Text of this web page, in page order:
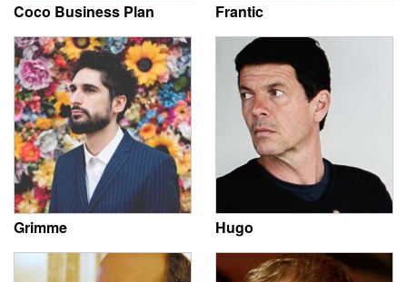
Coco Business Plan Frantic
Grimme Hugo